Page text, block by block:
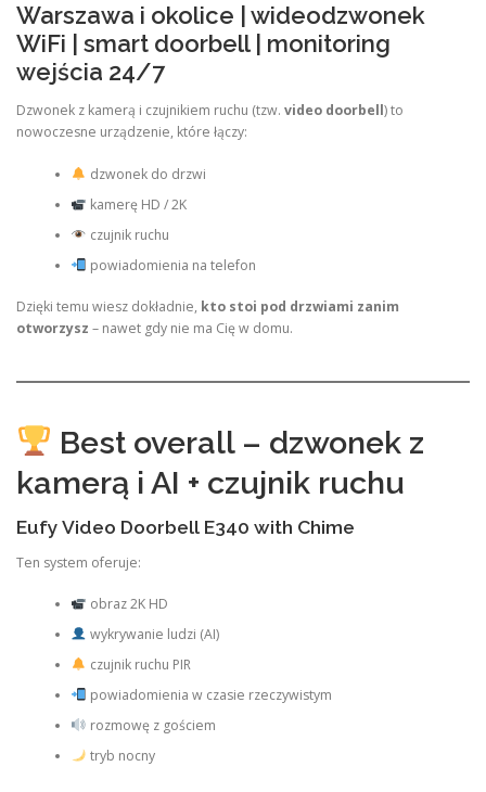
Warszawa i okolice | wideodzwonek
WiFi | smart doorbell | monitoring
wejścia 24/7
Dzwonek z kamerą i czujnikiem ruchu (tzw. video doorbell) to
nowoczesne urządzenie, które łączy:
dzwonek do drzwi
kamerę HD / 2K
czujnik ruchu
powiadomienia na telefon
Dzięki temu wiesz dokładnie, kto stoi pod drzwiami zanim
otworzysz – nawet gdy nie ma Cię w domu.
Best overall – dzwonek z
kamerą i AI + czujnik ruchu
Eufy Video Doorbell E340 with Chime
Ten system oferuje:
obraz 2K HD
wykrywanie ludzi (AI)
czujnik ruchu PIR
powiadomienia w czasie rzeczywistym
rozmowę z gościem
tryb nocny